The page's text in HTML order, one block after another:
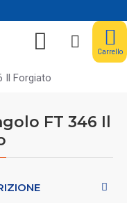
Carrello
Il Forgiato
FT 346 Il